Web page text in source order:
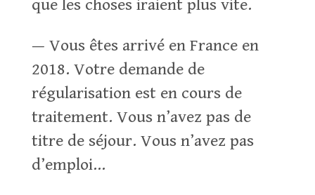
que les choses iraient plus vite.
— Vous êtes arrivé en France en
2018. Votre demande de
régularisation est en cours de
traitement. Vous n’avez pas de
titre de séjour. Vous n’avez pas
d’emploi…